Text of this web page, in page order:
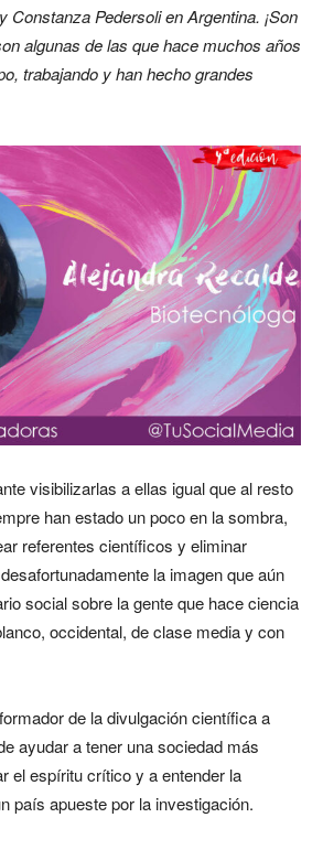
Constanza Pedersoli en Argentina. ¡Son
algunas de las que hace muchos años
trabajando y han hecho grandes
visibilizarlas a ellas igual que al resto
han estado un poco en la sombra,
referentes científicos y eliminar
la imagen que aún
social sobre la gente que hace ciencia
occidental, de clase media y con
de la divulgación científica a
ayudar a tener una sociedad más
el espíritu crítico y a entender la
país apueste por la investigación.